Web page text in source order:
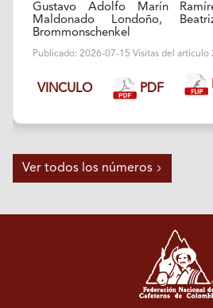
Gustavo Adolfo Marín
Maldonado Londoño,
Brommonschenkel
Publicado: 2026-07-15 Visitas del artículo
VINCULO PDF
Ver todos los números